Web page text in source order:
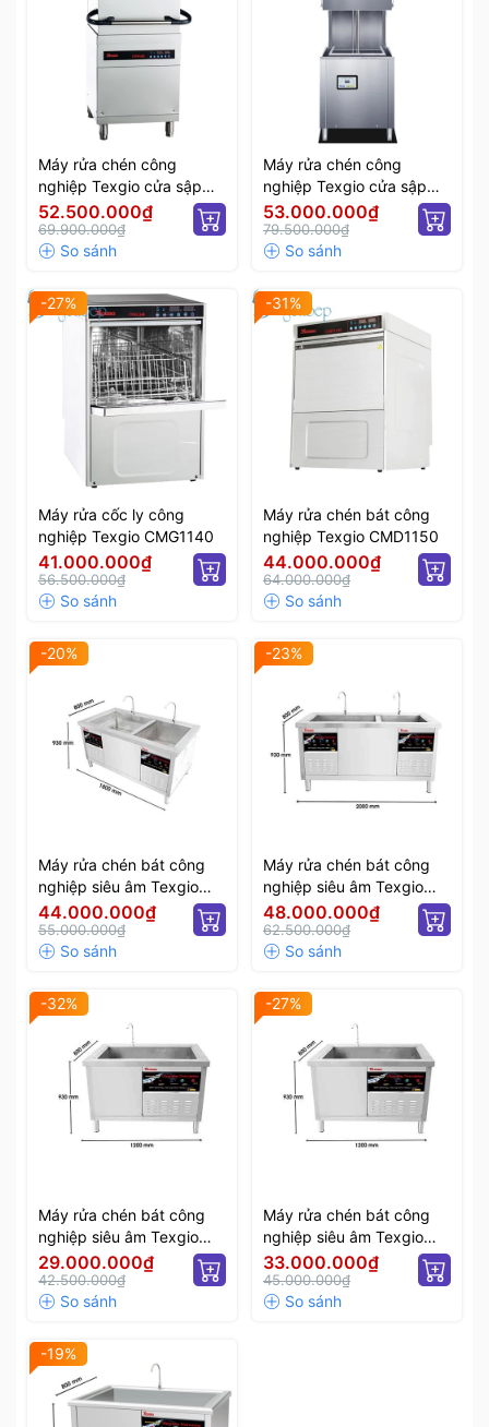
Máy rửa chén công
nghiệp Texgio cửa sập
CDW1180
52.500.000₫
69.900.000₫
Máy rửa chén công
nghiệp Texgio cửa sập
CDW1190
53.000.000₫
79.500.000₫
-27%
Máy rửa cốc ly công
nghiệp Texgio CMG1140
41.000.000₫
56.500.000₫
-31%
Máy rửa chén bát công
nghiệp Texgio CMD1150
44.000.000₫
64.000.000₫
-20%
Máy rửa chén bát công
nghiệp siêu âm Texgio
Ultrasonic Standard TGU-
1800SD
44.000.000₫
55.000.000₫
-23%
Máy rửa chén bát công
nghiệp siêu âm Texgio
Ultrasonic Standard TGU-
2000SD
48.000.000₫
62.500.000₫
-32%
Máy rửa chén bát công
nghiệp siêu âm Texgio
Ultrasonic Standard TGU-
1000SS
29.000.000₫
42.500.000₫
-27%
Máy rửa chén bát công
nghiệp siêu âm Texgio
Ultrasonic Standard TGU-
1200SS
33.000.000₫
45.000.000₫
-19%